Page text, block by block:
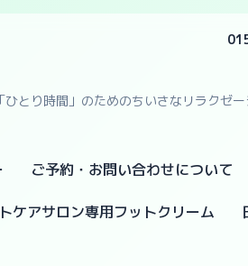
「ひとり時間」のためのちいさなリラクゼ
ご予約・お問い合わせについて
ケアサロン専用フットクリーム